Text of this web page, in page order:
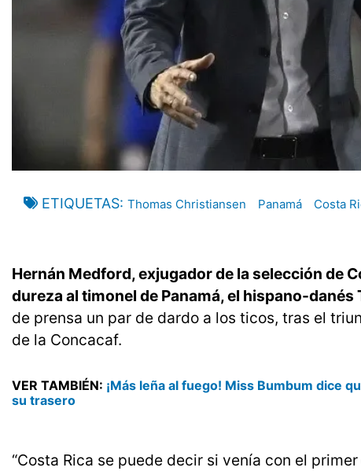
ETIQUETAS Thomas Christiansen Panamá Costa
Hernán Medford, exjugador de la selección de
dureza al timonel de Panamá, el hispano-
de prensa un par de dardo a los ticos, tras el
de la Concacaf.
VER TAMBIÉN: ¡Más leña al fuego! Miss Bumbum dice
su trasero
“Costa Rica se puede decir si venía con el